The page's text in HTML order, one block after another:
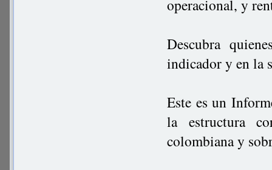
operacional, y
Descubra
indicador y en la
Este es un
la estructura
colombiana y